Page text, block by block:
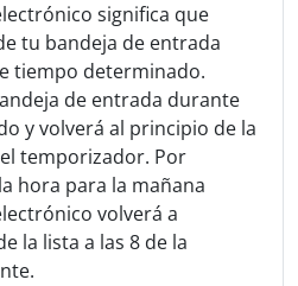
significa que
tu bandeja de entrada
tiempo determinado.
de entrada durante
y volverá al principio de la
temporizador. Por
hora para la mañana
volverá a
la lista a las 8 de la